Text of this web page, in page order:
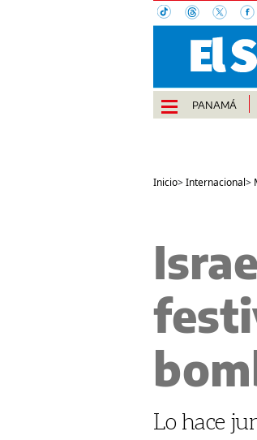
PANAMÁ
Inicio>Internacional>
Lo hace